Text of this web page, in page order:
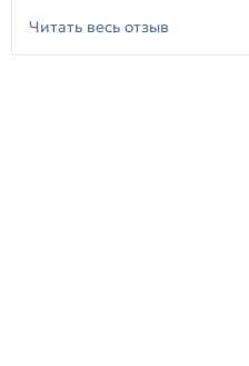
Читать весь отзыв